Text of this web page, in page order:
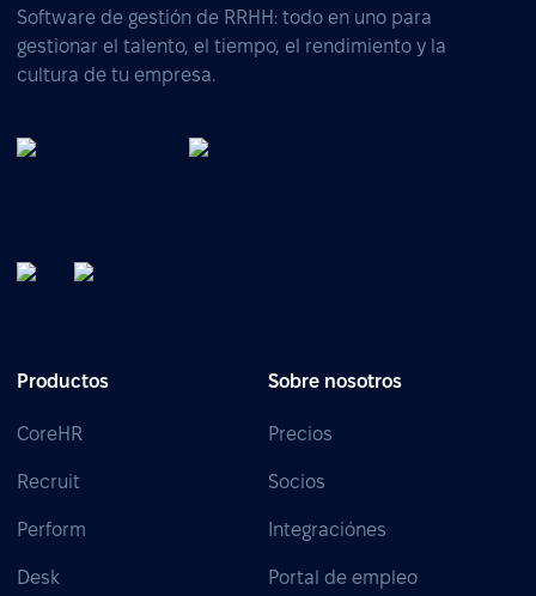
Software de gestión de RRHH: todo en uno para
gestionar el talento, el tiempo, el rendimiento y la
cultura de tu empresa.
Productos
CoreHR
Recruit
Perform
Desk
Sobre nosotros
Precios
Socios
Integraciónes
Portal de empleo